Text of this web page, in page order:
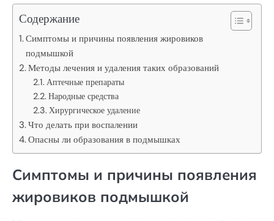
Содержание
Симптомы и причины появления жировиков
подмышкой
Методы лечения и удаления таких образований
Аптечные препараты
Народные средства
Хирургическое удаление
Что делать при воспалении
Опасны ли образования в подмышках
Симптомы и причины появления
жировиков подмышкой